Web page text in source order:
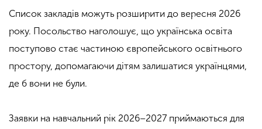
Список закладів можуть розширити до вересня 2026
року. Посольство наголошує, що українська освіта
поступово стає частиною європейського освітнього
простору, допомагаючи дітям залишатися українцями,
де б вони не були.
Заявки на навчальний рік 2026–2027 приймаються для